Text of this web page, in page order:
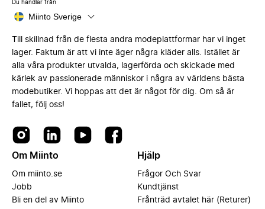
Du handlar från
Miinto Sverige
Till skillnad från de flesta andra modeplattformar har vi inget
lager. Faktum är att vi inte äger några kläder alls. Istället är
alla våra produkter utvalda, lagerförda och skickade med
kärlek av passionerade människor i några av världens bästa
modebutiker. Vi hoppas att det är något för dig. Om så är
fallet, följ oss!
Om Miinto
Om miinto.se
Jobb
Bli en del av Miinto
Hjälp
Frågor Och Svar
Kundtjänst
Frånträd avtalet här (Returer)